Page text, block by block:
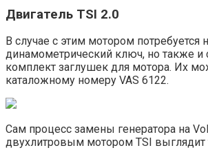
Двигатель TSI 2.0
В случае с этим мотором потребуется
динамометрический ключ, но также и
комплект заглушек для мотора. Их
каталожному номеру VAS 6122.
Сам процесс замены генератора на
двухлитровым мотором TSI выглядит